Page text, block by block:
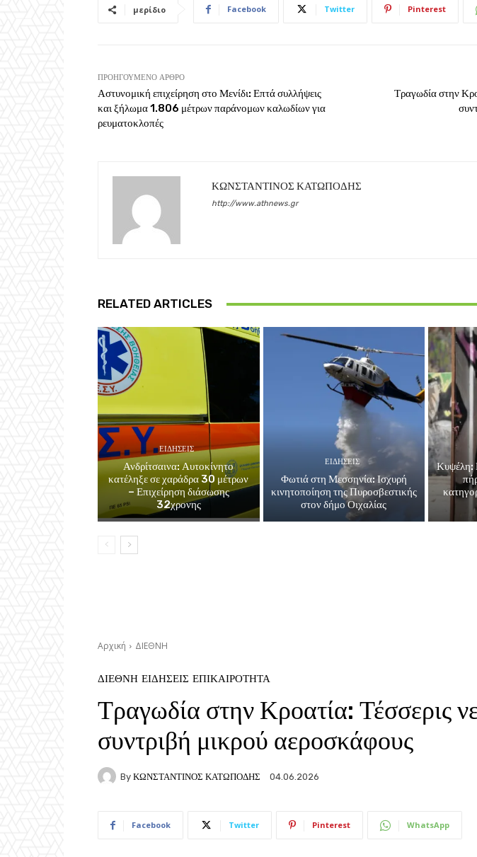
μερίδιο Facebook Twitter Pinterest
ΠΡΟΗΓΟΎΜΕΝΟ ΆΡΘΡΟ
Αστυνομική επιχείρηση στο Μενίδι: Επτά συλλήψεις
και ξήλωμα 1.806 μέτρων παράνομων καλωδίων για
ρευματοκλοπές
Τραγωδία στην
ΚΩΝΣΤΑΝΤΙΝΟΣ ΚΑΤΩΠΟΔΗΣ
http://www.athnews.gr
RELATED ARTICLES
ΕΙΔΗΣΕΙΣ
Ανδρίτσαινα: Αυτοκίνητο
κατέληξε σε χαράδρα 30 μέτρων
– Επιχείρηση διάσωσης
32χρονης
ΕΙΔΗΣΕΙΣ
Φωτιά στη Μεσσηνία: Ισχυρή
κινητοποίηση της Πυροσβεστικής
στον δήμο Οιχαλίας
Κυψέλη: